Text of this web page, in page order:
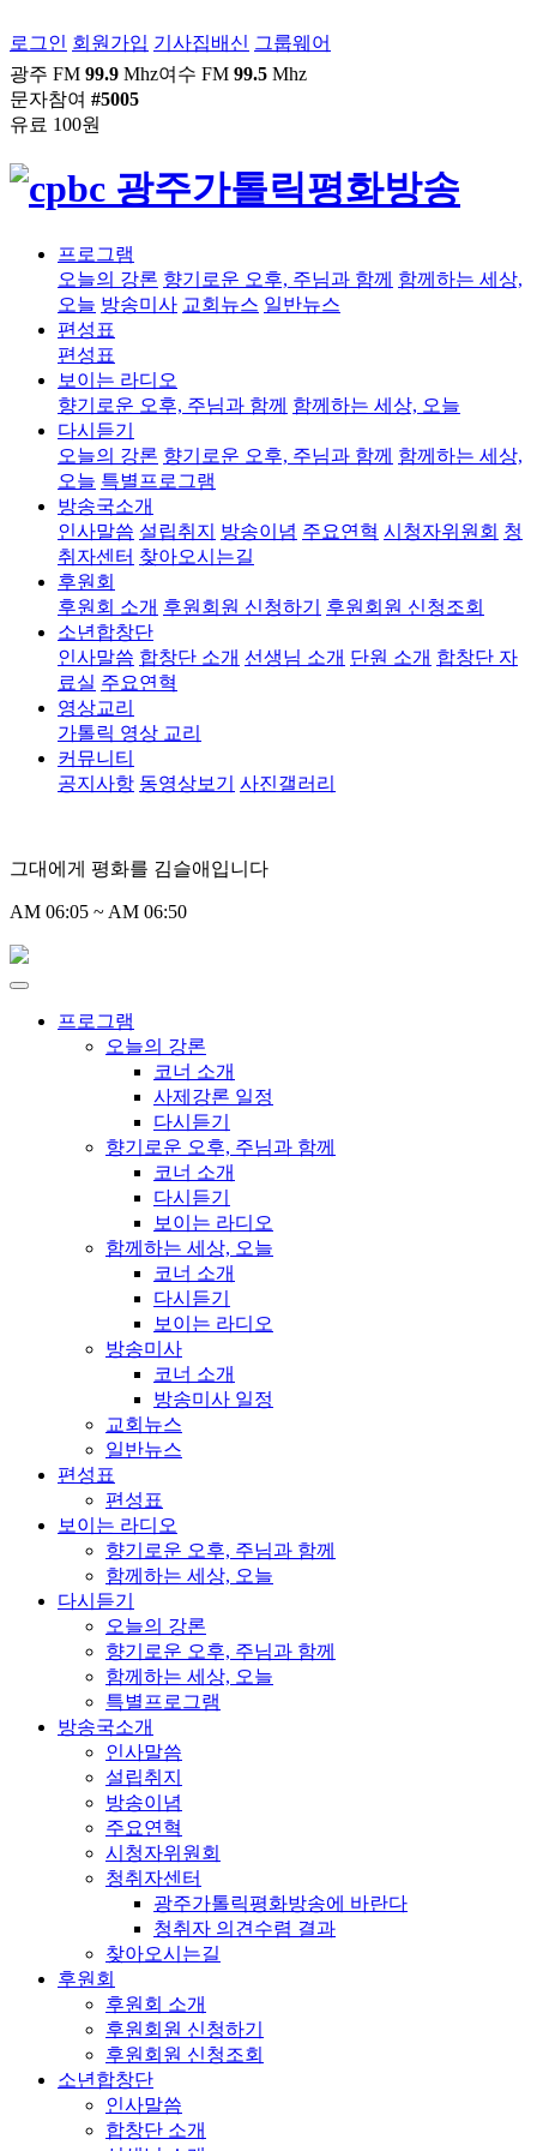
로그인 회원가입 기사집배신 그룹웨어
광주 FM 99.9 Mhz여수 FM 99.5 Mhz
문자참여 #5005
유료 100원
프로그램
오늘의 강론 향기로운 오후, 주님과 함께 함께하는 세상,
오늘 방송미사 교회뉴스 일반뉴스
편성표
편성표
보이는 라디오
향기로운 오후, 주님과 함께 함께하는 세상, 오늘
다시듣기
오늘의 강론 향기로운 오후, 주님과 함께 함께하는 세상,
오늘 특별프로그램
방송국소개
인사말씀 설립취지 방송이념 주요연혁 시청자위원회 청
취자센터 찾아오시는길
후원회
후원회 소개 후원회원 신청하기
후원회원 신청조회
소년합창단
인사말씀 합창단 소개 선생님 소개 단원 소개 합창단 자
료실 주요연혁
영상교리
가톨릭 영상 교리
커뮤니티
공지사항 동영상보기 사진갤러리
그대에게 평화를 김슬애입니다
AM 06:05 ~ AM 06:50
프로그램
오늘의 강론
코너 소개
사제강론 일정
다시듣기
향기로운 오후, 주님과 함께
코너 소개
다시듣기
보이는 라디오
함께하는 세상, 오늘
코너 소개
다시듣기
보이는 라디오
방송미사
코너 소개
방송미사 일정
교회뉴스
일반뉴스
편성표
편성표
보이는 라디오
향기로운 오후, 주님과 함께
함께하는 세상, 오늘
다시듣기
오늘의 강론
향기로운 오후, 주님과 함께
함께하는 세상, 오늘
특별프로그램
방송국소개
인사말씀
설립취지
방송이념
주요연혁
시청자위원회
청취자센터
광주가톨릭평화방송에 바란다
청취자 의견수렴 결과
찾아오시는길
후원회
후원회 소개
후원회원 신청하기
후원회원 신청조회
소년합창단
인사말씀
합창단 소개